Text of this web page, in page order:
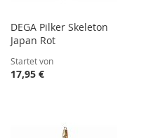
DEGA Pilker Skeleton
Japan Rot
Startet von
17,95 €